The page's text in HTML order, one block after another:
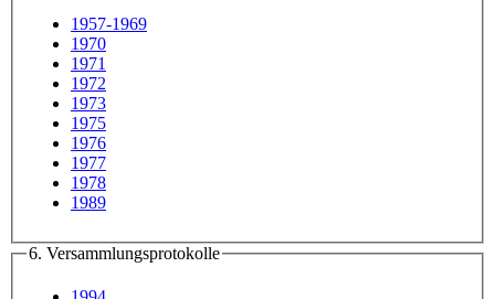
1957-1969
1970
1971
1972
1973
1975
1976
1977
1978
1989
6. Versammlungsprotokolle